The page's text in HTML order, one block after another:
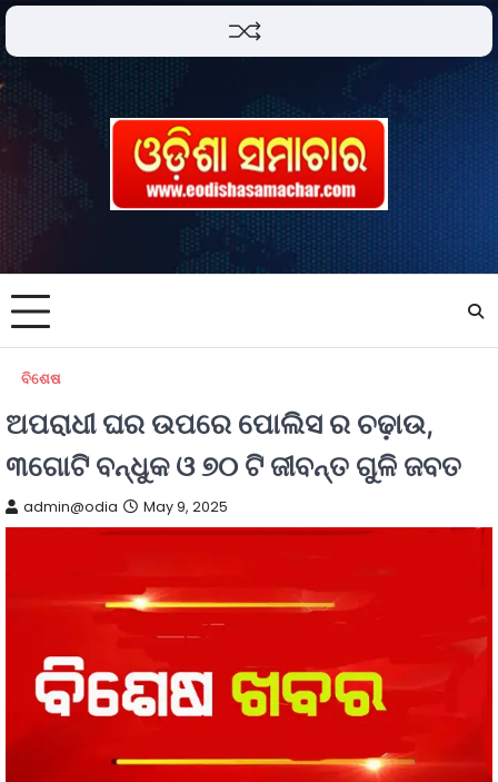
ବିଶେଷ
ଅପରାଧୀ ଘର ଉପରେ ପୋଲିସ ର ଚଢ଼ାଉ,
୩ଗୋଟି ବନ୍ଧୁକ ଓ ୭୦ ଟି ଜୀବନ୍ତ ଗୁଳି ଜବତ
admin@odia May 9, 2025